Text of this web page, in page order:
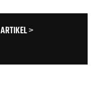
ARTIKEL>